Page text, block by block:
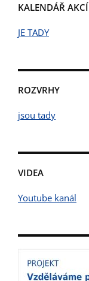
KALENDÁŘ AKCÍ
JE TADY
ROZVRHY
jsou tady
VIDEA
Youtube kanál